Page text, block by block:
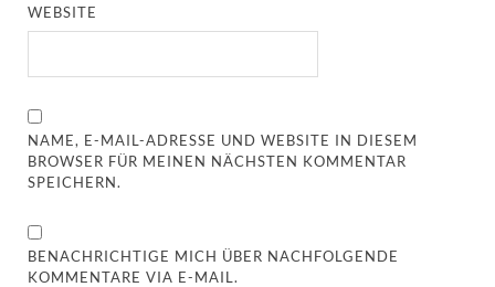
WEBSITE
NAME, E-MAIL-ADRESSE UND WEBSITE IN DIESEM
BROWSER FÜR MEINEN NÄCHSTEN KOMMENTAR
SPEICHERN.
BENACHRICHTIGE MICH ÜBER NACHFOLGENDE
KOMMENTARE VIA E-MAIL.